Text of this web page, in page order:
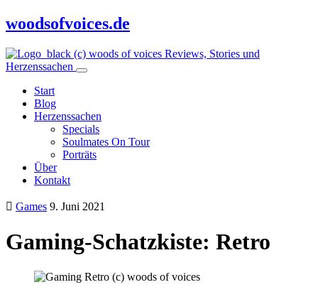
woodsofvoices.de
Reviews, Stories und
Herzenssachen
Start
Blog
Herzenssachen
Specials
Soulmates On Tour
Porträts
Über
Kontakt
Games 9. Juni 2021
Gaming-Schatzkiste: Retro